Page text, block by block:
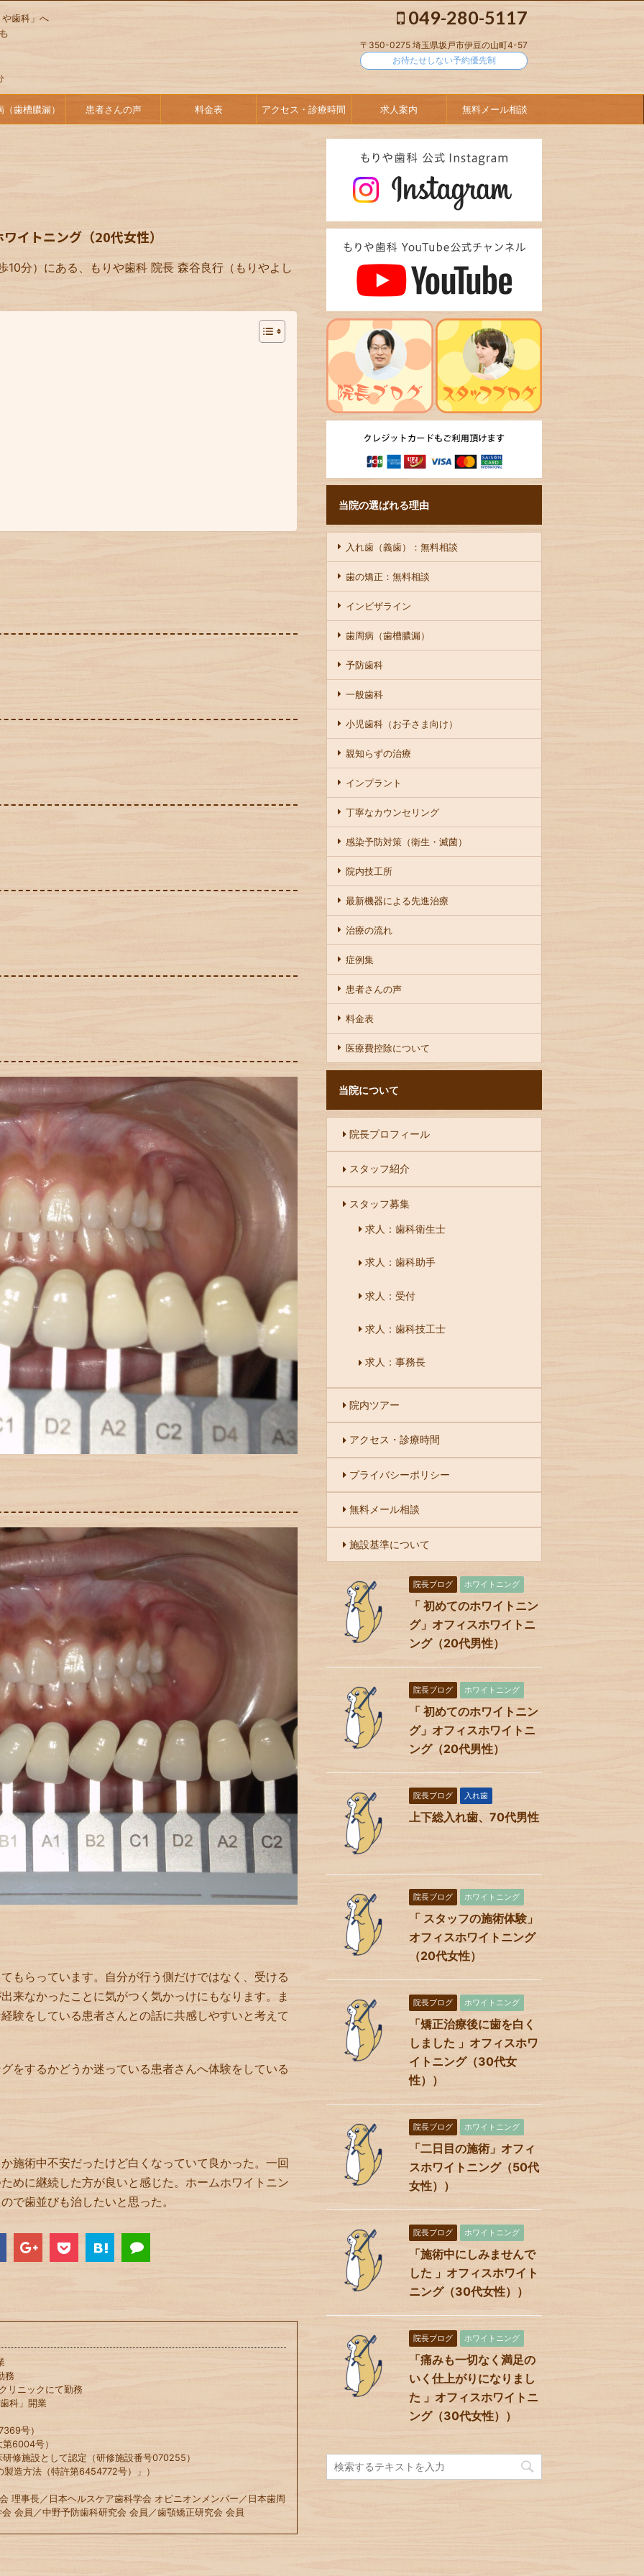
歯科」へ 049-280-5117
〒350-0275 埼玉県坂戸市伊豆の山町4-57
お待たせしない予約優先制
歯槽膿漏） 患者さんの声 料金表 アクセス・診療時間 求人案内 無料メール相談
イトニング（20代女性）
10分）にある、もりや歯科 院長 森谷良行（もりやよし
もらっています。自分が行う側だけではなく、受ける
来なかったことに気がつく気かっけにもなります。ま
験をしている患者さんとの話に共感しやすいと考えて
をするかどうか迷っている患者さんへ体験をしている
施術中不安だったけど白くなっていて良かった。一回
めに継続した方が良いと感じた。ホームホワイトニン
で歯並びも治したいと思った。
務
リニックにて勤務
科」開業
号）
6004号）
修施設として認定（研修施設番号070255）
造方法（特許第6454772号）」）
理事長／日本ヘルスケア歯科学会 オピニオンメンバー／日本歯周
会員／中野予防歯科研究会 会員／歯顎矯正研究会 会員
当院の選ばれる理由
入れ歯（義歯）：無料相談
歯の矯正：無料相談
インビザライン
歯周病（歯槽膿漏）
予防歯科
一般歯科
小児歯科（お子さま向け）
親知らずの治療
インプラント
丁寧なカウンセリング
感染予防対策（衛生・滅菌）
院内技工所
最新機器による先進治療
治療の流れ
症例集
患者さんの声
料金表
医療費控除について
当院について
院長プロフィール
スタッフ紹介
スタッフ募集
求人：歯科衛生士
求人：歯科助手
求人：受付
求人：歯科技工士
求人：事務長
院内ツアー
アクセス・診療時間
プライバシーポリシー
無料メール相談
施設基準について
院長ブログ ホワイトニング
「 初めてのホワイトニン
グ」オフィスホワイトニ
ング（20代男性）
院長ブログ ホワイトニング
「 初めてのホワイトニン
グ」オフィスホワイトニ
ング（20代男性）
院長ブログ 入れ歯
上下総入れ歯、70代男性
院長ブログ ホワイトニング
「 スタッフの施術体験」
オフィスホワイトニング
（20代女性）
院長ブログ ホワイトニング
「矯正治療後に歯を白く
しました 」オフィスホワ
イトニング（30代女
性））
院長ブログ ホワイトニング
「二日目の施術」オフィ
スホワイトニング（50代
女性））
院長ブログ ホワイトニング
「施術中にしみませんで
した 」オフィスホワイト
ニング（30代女性））
院長ブログ ホワイトニング
「痛みも一切なく満足の
いく仕上がりになりまし
た 」オフィスホワイトニ
ング（30代女性））